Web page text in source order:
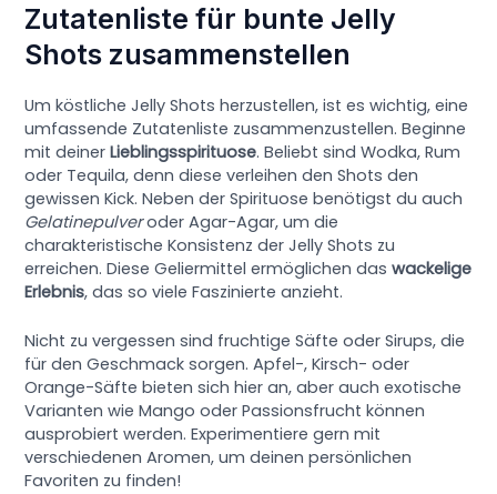
Zutatenliste für bunte Jelly
Shots zusammenstellen
Um köstliche Jelly Shots herzustellen, ist es wichtig, eine
umfassende Zutatenliste zusammenzustellen. Beginne
mit deinerLieblingsspirituose. Beliebt sind Wodka, Rum
oder Tequila, denn diese verleihen den Shots den
gewissen Kick. Neben der Spirituose benötigst du auch
Gelatinepulveroder Agar-Agar, um die
charakteristische Konsistenz der Jelly Shots zu
erreichen. Diese Geliermittel ermöglichen daswackelige
Erlebnis, das so viele Faszinierte anzieht.
Nicht zu vergessen sind fruchtige Säfte oder Sirups, die
für den Geschmack sorgen. Apfel-, Kirsch- oder
Orange-Säfte bieten sich hier an, aber auch exotische
Varianten wie Mango oder Passionsfrucht können
ausprobiert werden. Experimentiere gern mit
verschiedenen Aromen, um deinen persönlichen
Favoriten zu finden!